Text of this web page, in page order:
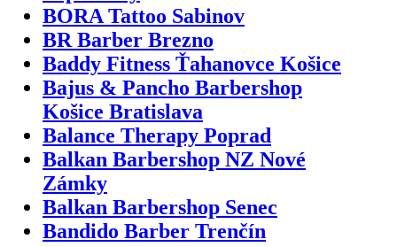
BORA Tattoo Sabinov
BR Barber Brezno
Baddy Fitness Ťahanovce Košice
Bajus & Pancho Barbershop
Košice Bratislava
Balance Therapy Poprad
Balkan Barbershop NZ Nové
Zámky
Balkan Barbershop Senec
Bandido Barber Trenčín